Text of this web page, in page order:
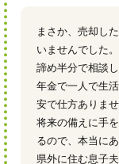
まさか、売却し
いませんでした。
諦め半分で相談
年金で一人で生
安で仕方ありませ
将来の備えに手
るので、本当に
県外に住む息子